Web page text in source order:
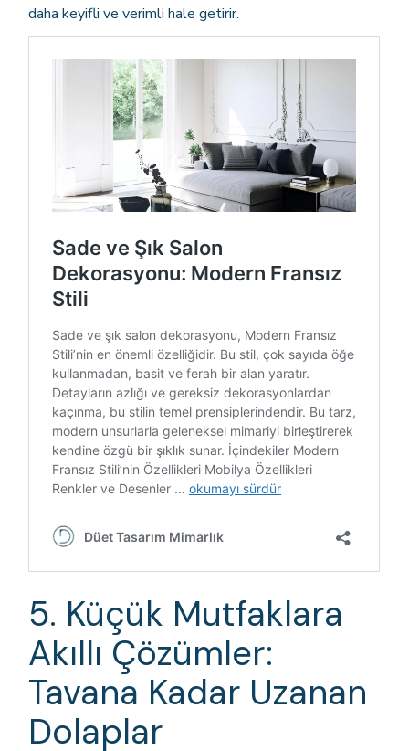
daha keyifli ve verimli hale getirir.
5. Küçük Mutfaklara
Akıllı Çözümler:
Tavana Kadar Uzanan
Dolaplar